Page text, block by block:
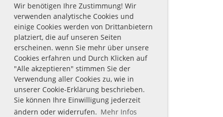
Wir benötigen Ihre Zustimmung! Wir
verwenden analytische Cookies und
einige Cookies werden von Drittanbietern
platziert, die auf unseren Seiten
erscheinen. wenn Sie mehr über unsere
Cookies erfahren und Durch Klicken auf
"Alle akzeptieren" stimmen Sie der
Verwendung aller Cookies zu, wie in
unserer Cookie-Erklärung beschrieben.
Sie können Ihre Einwilligung jederzeit
ändern oder widerrufen. Mehr Infos